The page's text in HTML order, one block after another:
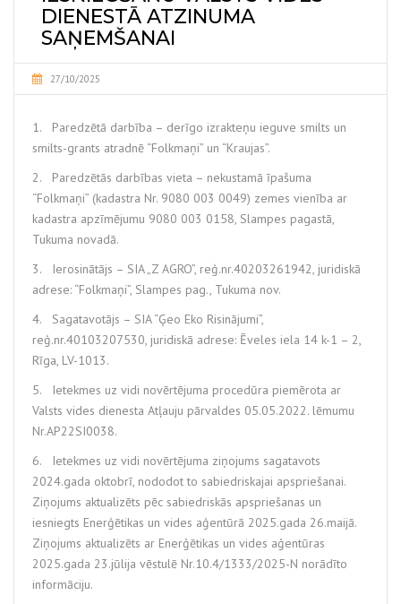
DIENESTĀ ATZINUMA
SAŅEMŠANAI
27/10/2025
1. Paredzētā darbība – derīgo izrakteņu ieguve smilts un
smilts-grants atradnē “Folkmaņi” un “Kraujas”.
2. Paredzētās darbības vieta – nekustamā īpašuma
“Folkmaņi” (kadastra Nr. 9080 003 0049) zemes vienība ar
kadastra apzīmējumu 9080 003 0158, Slampes pagastā,
Tukuma novadā.
3. Ierosinātājs – SIA „Z AGRO”, reģ.nr.40203261942, juridiskā
adrese: “Folkmaņi”, Slampes pag., Tukuma nov.
4. Sagatavotājs – SIA “Ģeo Eko Risinājumi”,
reģ.nr.40103207530, juridiskā adrese: Ēveles iela 14 k-1 – 2,
Rīga, LV-1013.
5. Ietekmes uz vidi novērtējuma procedūra piemērota ar
Valsts vides dienesta Atļauju pārvaldes 05.05.2022. lēmumu
Nr.AP22SI0038.
6. Ietekmes uz vidi novērtējuma ziņojums sagatavots
2024.gada oktobrī, nododot to sabiedriskajai apspriešanai.
Ziņojums aktualizēts pēc sabiedriskās apspriešanas un
iesniegts Enerģētikas un vides aģentūrā 2025.gada 26.maijā.
Ziņojums aktualizēts ar Enerģētikas un vides aģentūras
2025.gada 23.jūlija vēstulē Nr.10.4/1333/2025-N norādīto
informāciju.